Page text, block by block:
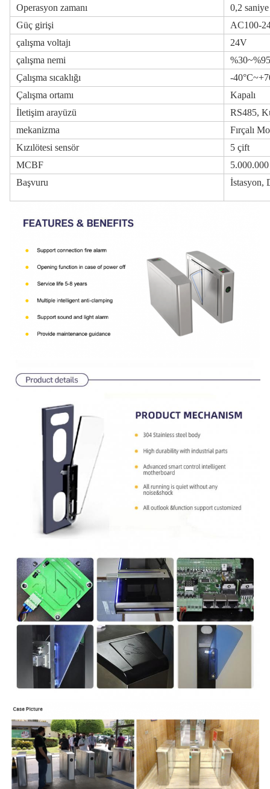
Operasyon zamanı
0,2 saniye
Güç girişi
AC100-
çalışma voltajı
24V
çalışma nemi
%30~%95
Çalışma sıcaklığı
-
Çalışma ortamı
Kapalı
İletişim arayüzü
RS485,
mekanizma
Fırçalı
Kızılötesi sensör
5 çift
MCBF
Başvuru
İstasyon,